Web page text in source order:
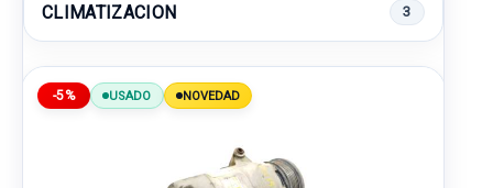
CLIMATIZACION 3
-5% USADO NOVEDAD